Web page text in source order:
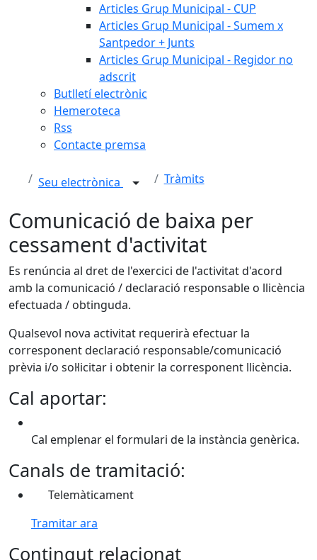
Articles Grup Municipal - CUP
Articles Grup Municipal - Sumem x
Santpedor + Junts
Articles Grup Municipal - Regidor no
adscrit
Butlletí electrònic
Hemeroteca
Rss
Contacte premsa
Seu electrònica Tràmits
Comunicació de baixa per
cessament d'activitat
Es renúncia al dret de l'exercici de l'activitat d'acord
amb la comunicació / declaració responsable o llicència
efectuada / obtinguda.
Qualsevol nova activitat requerirà efectuar la
corresponent declaració responsable/comunicació
prèvia i/o sol·licitar i obtenir la corresponent llicència.
Cal aportar:
Cal emplenar el formulari de la instància genèrica.
Canals de tramitació:
Telemàticament
Tramitar ara
Contingut relacionat